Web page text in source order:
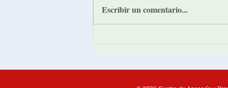
Escribir un comentario...